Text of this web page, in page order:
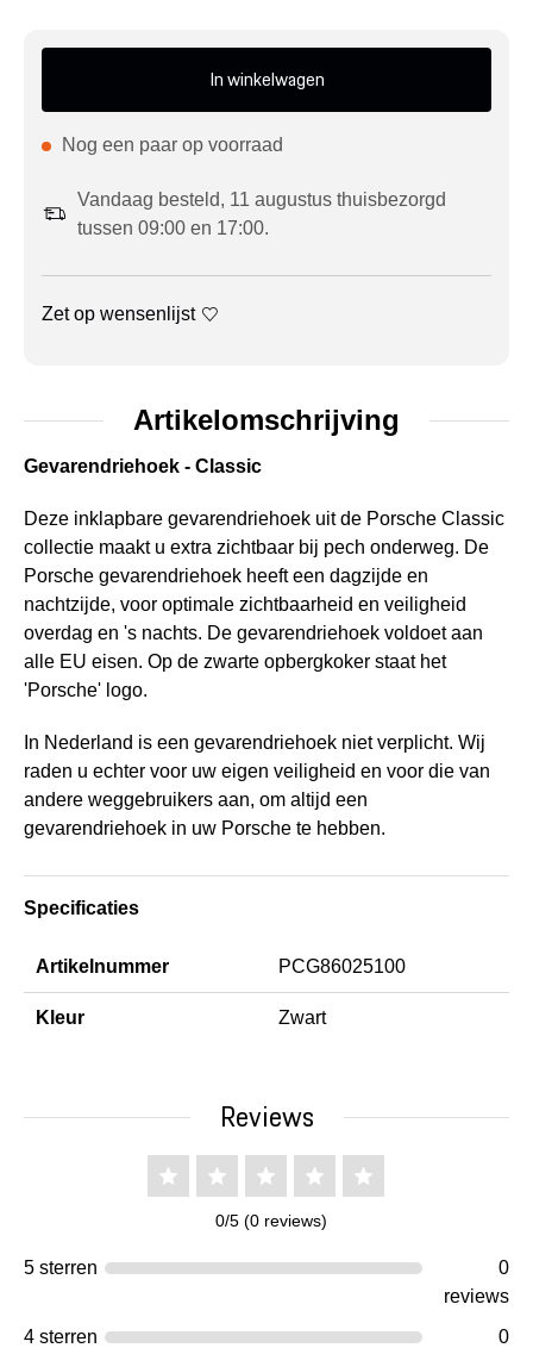
In winkelwagen
Nog een paar op voorraad
Vandaag besteld, 11 augustus thuisbezorgd
tussen 09:00 en 17:00.
Zet op wensenlijst
Artikelomschrijving
Gevarendriehoek - Classic
Deze inklapbare gevarendriehoek uit de Porsche Classic
collectie maakt u extra zichtbaar bij pech onderweg. De
Porsche gevarendriehoek heeft een dagzijde en
nachtzijde, voor optimale zichtbaarheid en veiligheid
overdag en 's nachts. De gevarendriehoek voldoet aan
alle EU eisen. Op de zwarte opbergkoker staat het
'Porsche' logo.
In Nederland is een gevarendriehoek niet verplicht. Wij
raden u echter voor uw eigen veiligheid en voor die van
andere weggebruikers aan, om altijd een
gevarendriehoek in uw Porsche te hebben.
Specificaties
Artikelnummer PCG86025100
Kleur Zwart
Reviews
0/5 (0 reviews)
5 sterren
0
reviews
4 sterren
0